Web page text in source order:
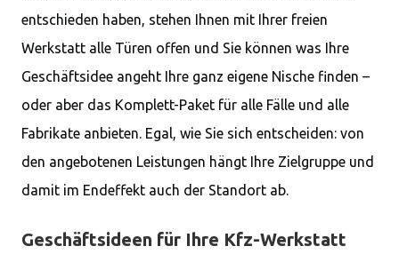
entschieden haben, stehen Ihnen mit Ihrer freien
Werkstatt alle Türen offen und Sie können was Ihre
Geschäftsidee angeht Ihre ganz eigene Nische finden –
oder aber das Komplett-Paket für alle Fälle und alle
Fabrikate anbieten. Egal, wie Sie sich entscheiden: von
den angebotenen Leistungen hängt Ihre Zielgruppe und
damit im Endeffekt auch der Standort ab.
Geschäftsideen für Ihre Kfz-Werkstatt